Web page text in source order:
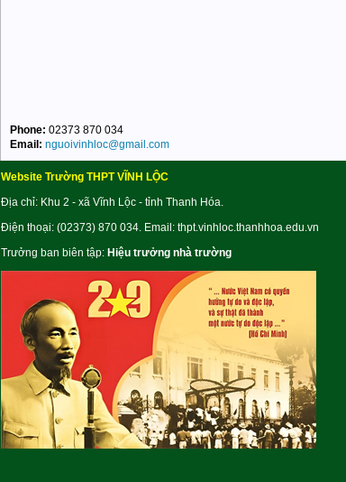
Phone: 02373 870 034
Email: nguoivinhloc@gmail.com
Website Trường THPT VĨNH LỘC
Địa chỉ: Khu 2 - xã Vĩnh Lộc - tỉnh Thanh Hóa.
Điện thoại: (02373) 870 034. Email: thpt.vinhloc.thanhhoa.edu.vn
Trưởng ban biên tập: Hiệu trưởng nhà trường